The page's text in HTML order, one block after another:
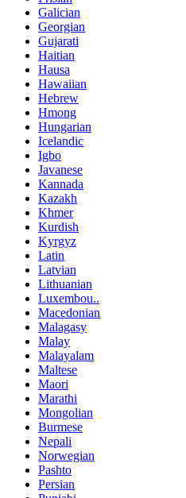
Galician
Georgian
Gujarati
Haitian
Hausa
Hawaiian
Hebrew
Hmong
Hungarian
Icelandic
Igbo
Javanese
Kannada
Kazakh
Khmer
Kurdish
Kyrgyz
Latin
Latvian
Lithuanian
Luxembou..
Macedonian
Malagasy
Malay
Malayalam
Maltese
Maori
Marathi
Mongolian
Burmese
Nepali
Norwegian
Pashto
Persian